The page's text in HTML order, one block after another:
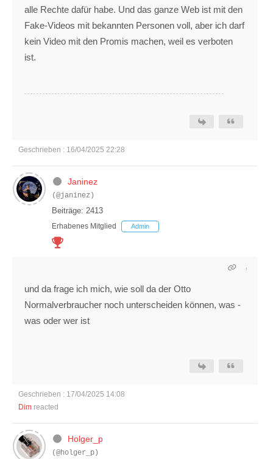
alle Rechte dafür habe. Und das ganze Web ist mit den
Fake-Videos mit bekannten Personen voll, aber ich darf
kein Video mit den Promis machen, weil es verboten
ist.
Geschrieben : 16/04/2025 22:28
Janinez
(@janinez)
Beiträge: 2413
Erhabenes Mitglied Admin
und da frage ich mich, wie soll da der Otto
Normalverbraucher noch unterscheiden können, was -
was oder wer ist
Geschrieben : 17/04/2025 14:08
Dim reacted
Holger_p
(@holger_p)